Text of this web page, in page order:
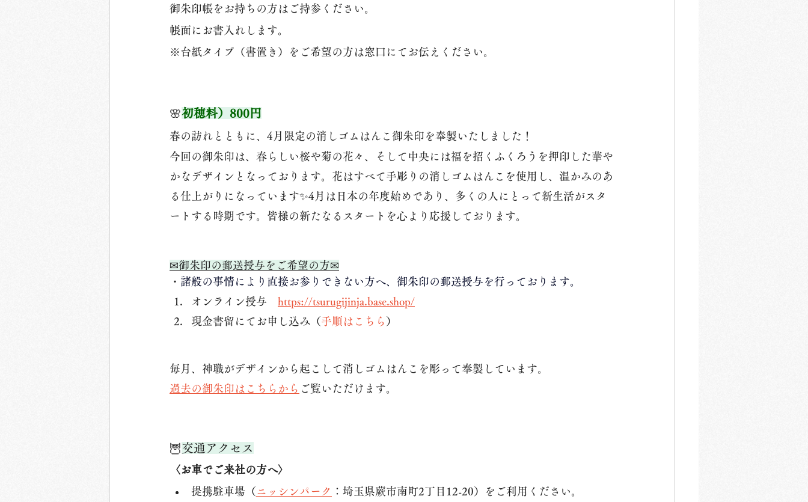
御朱印帳をお持ちの方はご持参ください。
帳面にお書入れします。
※台紙タイプ（書置き）をご希望の方は窓口にてお伝えください。
🌸初穂料）800円
春の訪れとともに、4月限定の消しゴムはんこ御朱印を奉製いたしました！
今回の御朱印は、春らしい桜や菊の花々、そして中央には福を招くふくろうを押印した華や
かなデザインとなっております。花はすべて手彫りの消しゴムはんこを使用し、温かみのあ
る仕上がりになっています✨4月は日本の年度始めであり、多くの人にとって新生活がスタ
ートする時期です。皆様の新たなるスタートを心より応援しております。
✉御朱印の郵送授与をご希望の方✉
・ 諸般の事情により直接お参りできない方へ、御朱印の郵送授与を行っております。
オンライン授与 https://tsurugijinja.base.shop/
現金書留にてお申し込み（手順はこちら ）
毎月、神職がデザインから起こして消しゴムはんこを彫って奉製しています。
過去の御朱印はこちらから ご覧いただけます。
🦉交通アクセス
〈お車でご来社の方へ〉
提携駐車場（ ニッシンパーク ：埼玉県蕨市南町2丁目12-20）をご利用ください。